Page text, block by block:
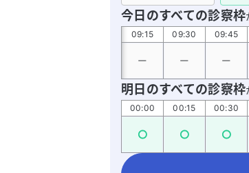
今日のすべての診察枠
09:15 09:30 09:45
明日のすべての診察枠
00:00 00:15 00:30